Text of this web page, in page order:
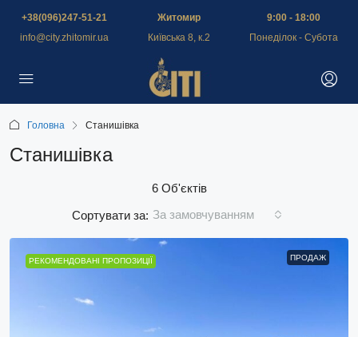
+38(096)247-51-21
info@city.zhitomir.ua
Житомир
Київська 8, к.2
9:00 - 18:00
Понеділок - Субота
Головна Станишівка
Станишівка
6 Об'єктів
Сортувати за: За замовчуванням
РЕКОМЕНДОВАНІ ПРОПОЗИЦІЇ ПРОДАЖ